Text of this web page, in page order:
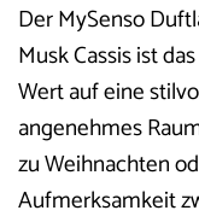
Der MySenso
Musk Cassis ist
Wert auf eine
angenehmes
zu Weihnachten
Aufmerksamkeit